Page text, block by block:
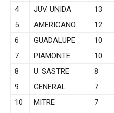
4
JUV. UNIDA 13
5
AMERICANO 12
6
GUADALUPE 10
7
PIAMONTE 10
8
U. SASTRE 8
9
GENERAL 7
10
MITRE 7